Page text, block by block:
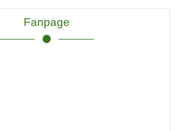
Fanpage